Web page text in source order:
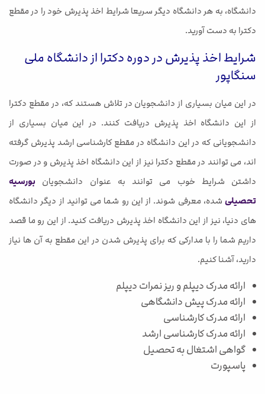
دانشگاه، به هر دانشگاه دیگر سریعا شرایط اخذ پذیرش خود را در مقطع
دکترا به دست آورید.
شرایط اخذ پذیرش در دوره دکترا از دانشگاه ملی
سنگاپور
در این میان بسیاری از دانشجویان در تلاش هستند که، در مقطع دکترا
از این دانشگاه اخذ پذیرش دریافت کنند. در این میان بسیاری از
دانشجویانی که در این دانشگاه در مقطع کارشناسی ارشد پذیرش گرفته
اند، می توانند در مقطع دکترا نیز از این دانشگاه اخذ پذیرش و در صورت
داشتن شرایط خوب می توانند به عنوان دانشجویان بورسیه
تحصیلی شده، معرفی شوند. از این رو شما می توانید از دیگر دانشگاه
های دنیا، نیز از این دانشگاه اخذ پذیرش دریافت کنید. از این رو ما قصد
داریم شما را با مدارکی که برای پذیرش شدن در این مقطع به آن ها نیاز
دارید، آشنا کنیم.
ارائه مدرک دیپلم و ریز نمرات دیپلم
ارائه مدرک پیش دانشگاهی
ارائه مدرک کارشناسی
ارائه مدرک کارشناسی ارشد
گواهی اشتغال به تحصیل
پاسپورت